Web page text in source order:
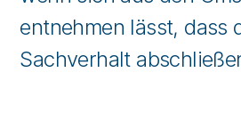
entnehmen lässt, dass
Sachverhalt